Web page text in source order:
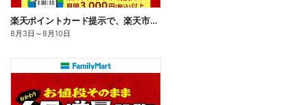
楽天ポイントカード提示で、楽天市場でのお買い物がおトクに!
8月3日 ～8月10日